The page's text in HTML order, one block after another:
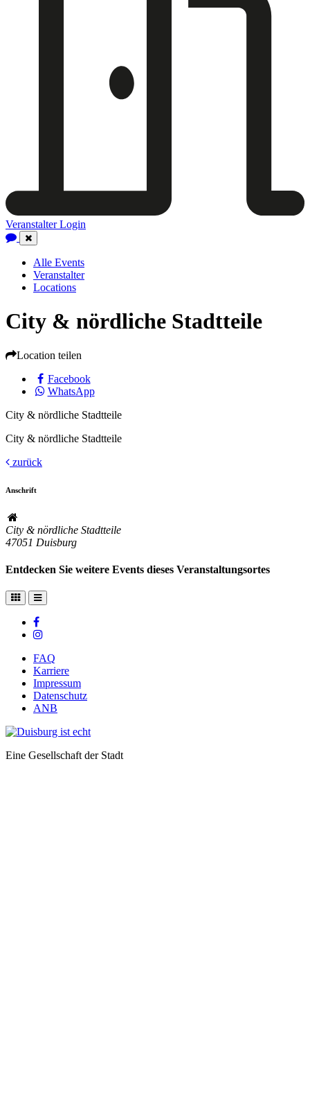
Veranstalter Login
Close
Navigation
Alle Events
Veranstalter
Locations
City & nördliche Stadtteile
Location teilen
Facebook
WhatsApp
City & nördliche Stadtteile
City & nördliche Stadtteile
zurück
Anschrift
City & nördliche Stadtteile
47051 Duisburg
Entdecken Sie weitere Events dieses Veranstaltungsortes
FAQ
Karriere
Impressum
Datenschutz
ANB
Eine Gesellschaft der Stadt